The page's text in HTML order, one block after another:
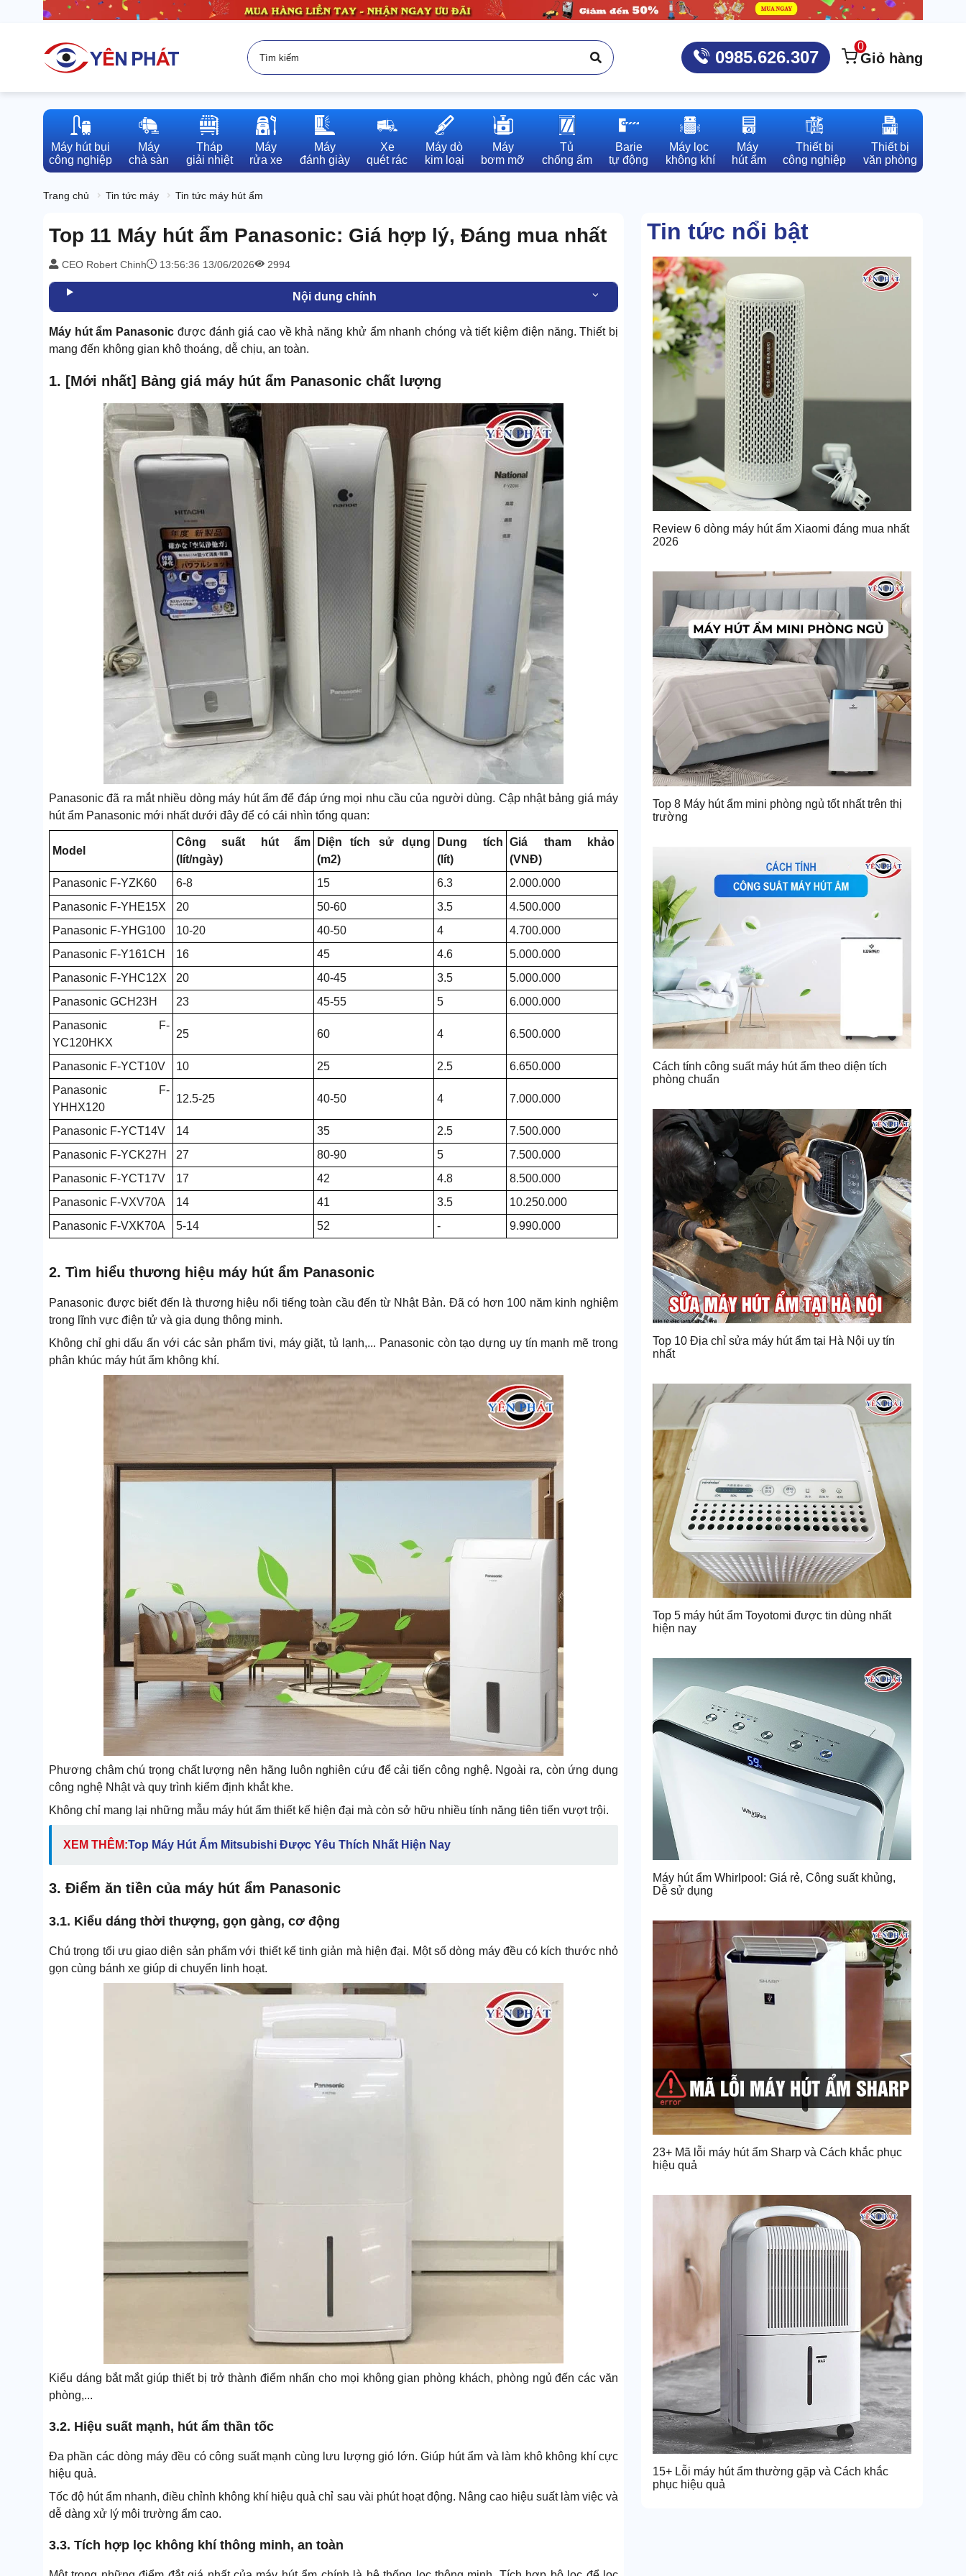
0985.626.307
0
Giỏ hàng
Máy hút bụi
công nghiệp
Máy
chà sàn
Tháp
giải nhiệt
Máy
rửa xe
Máy
đánh giày
Xe
quét rác
Máy dò
kim loại
Máy
bơm mỡ
Tủ
chống ẩm
Barie
tự động
Máy lọc
không khí
Máy
hút ẩm
Thiết bị
công nghiệp
Thiết bị
văn phòng
Trang chủ Tin tức máy Tin tức máy hút ẩm
Top 11 Máy hút ẩm Panasonic: Giá hợp lý, Đáng mua nhất
CEO Robert Chinh 13:56:36 13/06/2026 2994
Nội dung chính
Máy hút ẩm Panasonic được đánh giá cao về khả năng khử ẩm nhanh chóng và tiết kiệm điện năng. Thiết bị
mang đến không gian khô thoáng, dễ chịu, an toàn.
1. [Mới nhất] Bảng giá máy hút ẩm Panasonic chất lượng
Panasonic đã ra mắt nhiều dòng máy hút ẩm để đáp ứng mọi nhu cầu của người dùng. Cập nhật bảng giá máy
hút ẩm Panasonic mới nhất dưới đây để có cái nhìn tổng quan:
Model
Công suất hút ẩm
(lít/ngày)
Diện tích sử dụng
(m2)
Dung tích
(lít)
Giá tham khảo
(VNĐ)
Panasonic F-YZK60
6-8 15 6.3
2.000.000
Panasonic F-YHE15X
20 50-60 3.5
4.500.000
Panasonic F-YHG100
10-20 40-50 4
4.700.000
Panasonic F-Y161CH
16 45 4.6
5.000.000
Panasonic F-YHC12X
20 40-45 3.5
5.000.000
Panasonic GCH23H
23 45-55 5
6.000.000
Panasonic F-
YC120HKX
25 60 4 6.500.000
Panasonic F-YCT10V 10 25 2.5
6.650.000
Panasonic F-
YHHX120
12.5-25 40-50 4 7.000.000
Panasonic F-YCT14V 14 35 2.5
7.500.000
Panasonic F-YCK27H
27 80-90 5
7.500.000
Panasonic F-YCT17V
17 42 4.8
8.500.000
Panasonic F-VXV70A
14 41 3.5
10.250.000
Panasonic F-VXK70A
5-14 52 - 9.990.000
2. Tìm hiểu thương hiệu máy hút ẩm Panasonic
Panasonic được biết đến là thương hiệu nổi tiếng toàn cầu đến từ Nhật Bản. Đã có hơn 100 năm kinh nghiệm
trong lĩnh vực điện tử và gia dụng thông minh.
Không chỉ ghi dấu ấn với các sản phẩm tivi, máy giặt, tủ lạnh,... Panasonic còn tạo dựng uy tín mạnh mẽ trong
phân khúc máy hút ẩm không khí.
Phương châm chú trọng chất lượng nên hãng luôn nghiên cứu để cải tiến công nghệ. Ngoài ra, còn ứng dụng
công nghệ Nhật và quy trình kiểm định khắt khe.
Không chỉ mang lại những mẫu máy hút ẩm thiết kế hiện đại mà còn sở hữu nhiều tính năng tiên tiến vượt trội.
XEM THÊM:Top Máy Hút Ẩm Mitsubishi Được Yêu Thích Nhất Hiện Nay
3. Điểm ăn tiền của máy hút ẩm Panasonic
3.1. Kiểu dáng thời thượng, gọn gàng, cơ động
Chú trọng tối ưu giao diện sản phẩm với thiết kế tinh giản mà hiện đại. Một số dòng máy đều có kích thước nhỏ
gọn cùng bánh xe giúp di chuyển linh hoạt.
Kiểu dáng bắt mắt giúp thiết bị trở thành điểm nhấn cho mọi không gian phòng khách, phòng ngủ đến các văn
phòng,...
3.2. Hiệu suất mạnh, hút ẩm thần tốc
Đa phần các dòng máy đều có công suất mạnh cùng lưu lượng gió lớn. Giúp hút ẩm và làm khô không khí cực
hiệu quả.
Tốc độ hút ẩm nhanh, điều chỉnh không khí hiệu quả chỉ sau vài phút hoạt động. Nâng cao hiệu suất làm việc và
dễ dàng xử lý môi trường ẩm cao.
3.3. Tích hợp lọc không khí thông minh, an toàn
Tin tức nổi bật
Review 6 dòng máy hút ẩm Xiaomi đáng mua nhất
2026
Top 8 Máy hút ẩm mini phòng ngủ tốt nhất trên thị
trường
Cách tính công suất máy hút ẩm theo diện tích
phòng chuẩn
Top 10 Địa chỉ sửa máy hút ẩm tại Hà Nội uy tín
nhất
Top 5 máy hút ẩm Toyotomi được tin dùng nhất
hiện nay
Máy hút ẩm Whirlpool: Giá rẻ, Công suất khủng,
Dễ sử dụng
23+ Mã lỗi máy hút ẩm Sharp và Cách khắc phục
hiệu quả
15+ Lỗi máy hút ẩm thường gặp và Cách khắc
phục hiệu quả